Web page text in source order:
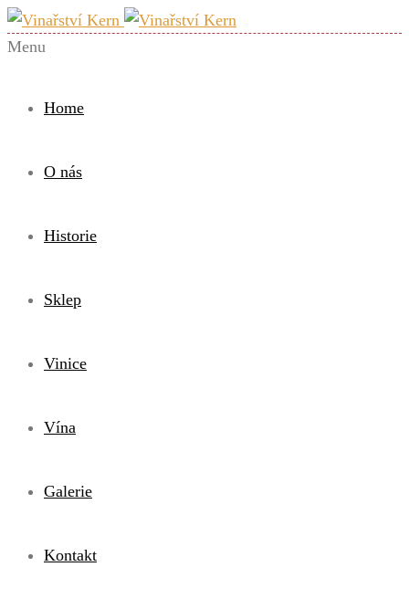
Menu
Home
O nás
Historie
Sklep
Vinice
Vína
Galerie
Kontakt